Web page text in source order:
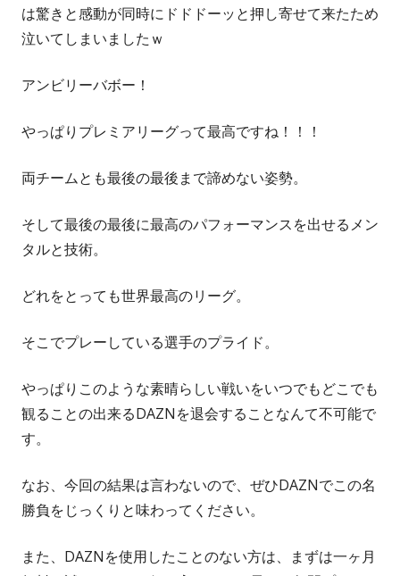
は驚きと感動が同時にドドドーッと押し寄せて来たため
泣いてしまいましたｗ
アンビリーバボー！
やっぱりプレミアリーグって最高ですね！！！
両チームとも最後の最後まで諦めない姿勢。
そして最後の最後に最高のパフォーマンスを出せるメン
タルと技術。
どれをとっても世界最高のリーグ。
そこでプレーしている選手のプライド。
やっぱりこのような素晴らしい戦いをいつでもどこでも
観ることの出来るDAZNを退会することなんて不可能で
す。
なお、今回の結果は言わないので、ぜひDAZNでこの名
勝負をじっくりと味わってください。
また、DAZNを使用したことのない方は、まずは一ヶ月